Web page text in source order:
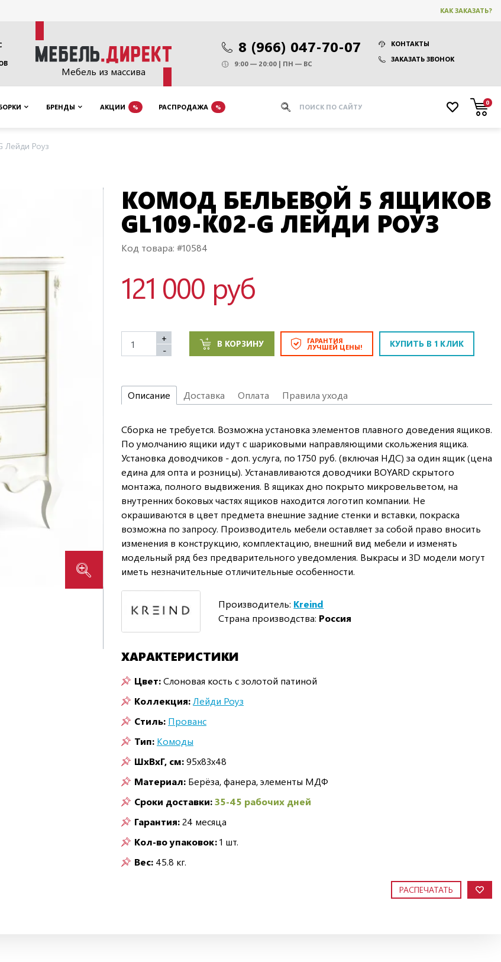
КАК ЗАКАЗАТЬ?
Мебель из массива
8 (966) 047-70-07
КОНТАКТЫ
ЗАКАЗАТЬ ЗВОНОК
9:00 — 20:00 | ПН — ВС
БРЕНДЫ АКЦИИ % РАСПРОДАЖА %
0
Лейди Роуз
КОМОД БЕЛЬЕВОЙ 5 ЯЩИКОВ
GL109-K02-G ЛЕЙДИ РОУЗ
Код товара: #10584
121 000 руб
+
-
В КОРЗИНУ ГАРАНТИЯ
ЛУЧШЕЙ ЦЕНЫ! КУПИТЬ В 1 КЛИК
Описание Доставка Оплата Правила ухода
Сборка не требуется. Возможна установка элементов плавного доведения ящиков.
По умолчанию ящики идут с шариковыми направляющими скольжения ящика.
Установка доводчиков - доп. услуга, по 1750 руб. (включая НДС) за один ящик (цена
едина для опта и розницы). Устанавливаются доводчики BOYARD скрытого
монтажа, полного выдвижения. В ящиках дно покрыто микровельветом, на
внутренних боковых частях ящиков находится логотип компании. Не
окрашиваются в цвет предмета внешние задние стенки и вставки, покраска
возможна по запросу. Производитель мебели оставляет за собой право вносить
изменения в конструкцию, комплектацию, внешний вид мебели и изменять
модельный ряд без предварительного уведомления. Выкрасы и 3D модели могут
иметь незначительные отличительные особенности.
Производитель: Kreind
Страна производства: Россия
ХАРАКТЕРИСТИКИ
Цвет:Слоновая кость с золотой патиной
Коллекция:Лейди Роуз
Стиль: Прованс
Тип: Комоды
ШxВxГ, см:95x83x48
Материал: Берёза, фанера, элементы МДФ
Сроки доставки:35-45 рабочих дней
Гарантия:24 месяца
Кол-во упаковок:1 шт.
Вес: 45.8 кг.
РАСПЕЧАТАТЬ